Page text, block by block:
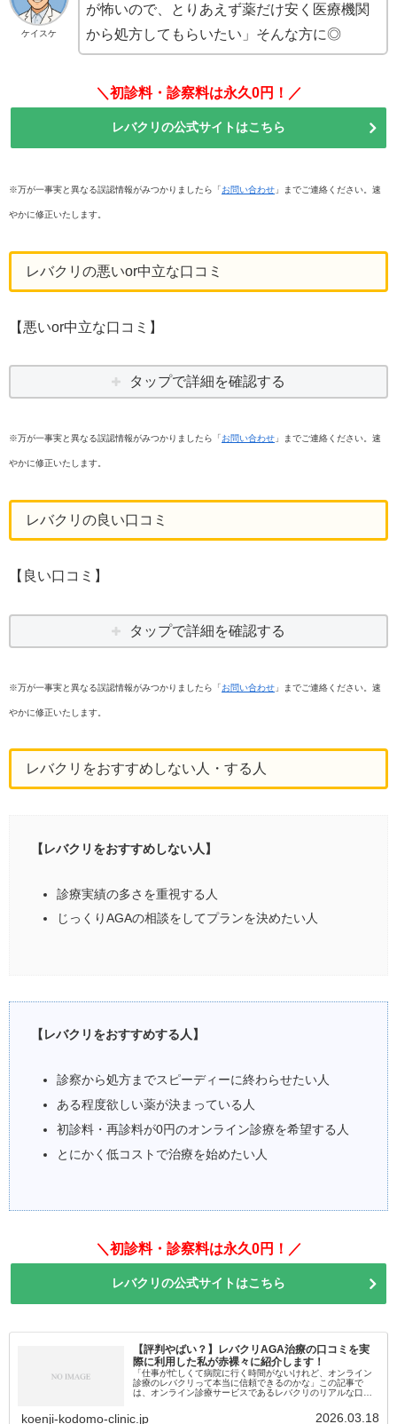
ケイスケ
が怖いので、とりあえず薬だけ安く医療機関
から処方してもらいたい」そんな方に◎
＼初診料・診察料は永久0円！／
レバクリの公式サイトはこちら
※万が一事実と異なる誤認情報がみつかりましたら「お問い合わせ 」までご連絡ください。速
やかに修正いたします。
レバクリの悪いor中立な口コミ
【悪いor中立な口コミ】
タップで詳細を確認する
※万が一事実と異なる誤認情報がみつかりましたら「お問い合わせ 」までご連絡ください。速
やかに修正いたします。
レバクリの良い口コミ
【良い口コミ】
タップで詳細を確認する
※万が一事実と異なる誤認情報がみつかりましたら「お問い合わせ 」までご連絡ください。速
やかに修正いたします。
レバクリをおすすめしない人・する人
【レバクリをおすすめしない人】
診療実績の多さを重視する人
じっくりAGAの相談をしてプランを決めたい人
【レバクリをおすすめする人】
診察から処方までスピーディーに終わらせたい人
ある程度欲しい薬が決まっている人
初診料・再診料が0円のオンライン診療を希望する人
とにかく低コストで治療を始めたい人
＼初診料・診察料は永久0円！／
レバクリの公式サイトはこちら
【評判やばい？】レバクリAGA治療の口コミを実
際に利用した私が赤裸々に紹介します！
「仕事が忙しくて病院に行く時間がないけれど、オンライン
診療のレバクリって本当に信頼できるのかな」この記事で
は、オンライン診療サービスであるレバクリのリアルな口コ
記事でわかること レバクリ...
koenji-kodomo-clinic.jp 2026.03.18